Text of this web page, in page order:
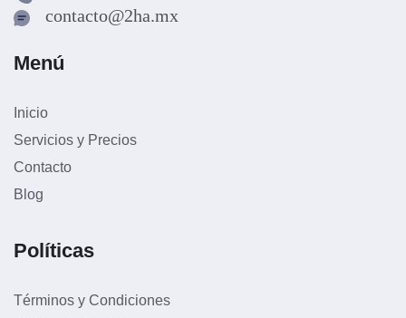
contacto@2ha.mx
Menú
Inicio
Servicios y Precios
Contacto
Blog
Políticas
Términos y Condiciones